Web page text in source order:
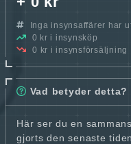
Inga insynsaffärer har
0 kr i insynsköp
0 kr i insynsförsäljning
Vad betyder detta?
Här ser du en
gjorts den senaste